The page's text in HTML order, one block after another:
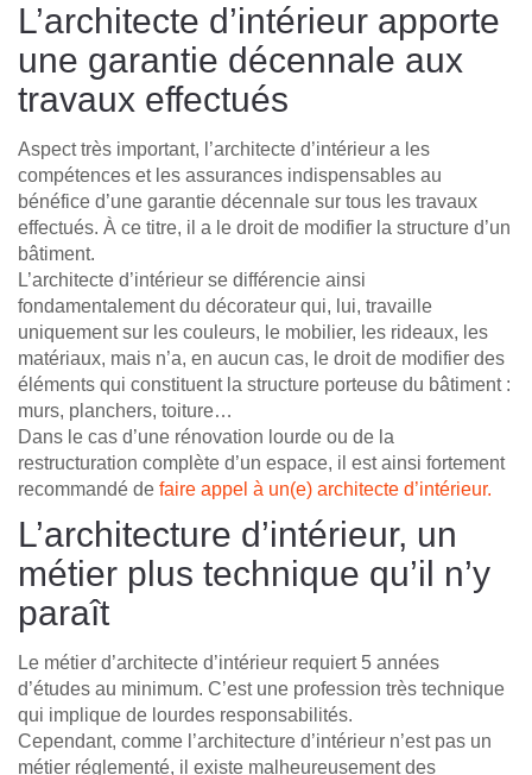
L’architecte d’intérieur apporte
une garantie décennale aux
travaux effectués
Aspect très important, l’architecte d’intérieur a les
compétences et les assurances indispensables au
bénéfice d’une garantie décennale sur tous les travaux
effectués. À ce titre, il a le droit de modifier la structure d’un
bâtiment.
L’architecte d’intérieur se différencie ainsi
fondamentalement du décorateur qui, lui, travaille
uniquement sur les couleurs, le mobilier, les rideaux, les
matériaux, mais n’a, en aucun cas, le droit de modifier des
éléments qui constituent la structure porteuse du bâtiment :
murs, planchers, toiture…
Dans le cas d’une rénovation lourde ou de la
restructuration complète d’un espace, il est ainsi fortement
recommandé de faire appel à un(e) architecte d’intérieur.
L’architecture d’intérieur, un
métier plus technique qu’il n’y
paraît
Le métier d’architecte d’intérieur requiert 5 années
d’études au minimum. C’est une profession très technique
qui implique de lourdes responsabilités.
Cependant, comme l’architecture d’intérieur n’est pas un
métier réglementé, il existe malheureusement des